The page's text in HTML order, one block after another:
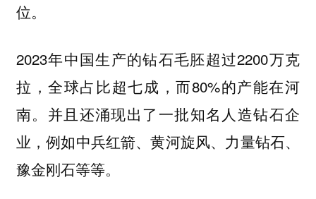
位。
2023年中国生产的钻石毛胚超过2200万克
拉，全球占比超七成，而80%的产能在河
南。并且还涌现出了一批知名人造钻石企
业，例如中兵红箭、黄河旋风、力量钻石、
豫金刚石等等。